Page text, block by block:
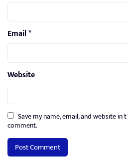
Email*
Website
Save my name, email, and website
comment.